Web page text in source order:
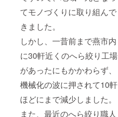
てモノづくりに取り組んで
きました。
しかし、一昔前まで燕市内
に30軒近くのへら絞り工場
があったにもかかわらず、
機械化の波に押されて10軒
ほどにまで減少しました。
また、最近のへら絞り職人